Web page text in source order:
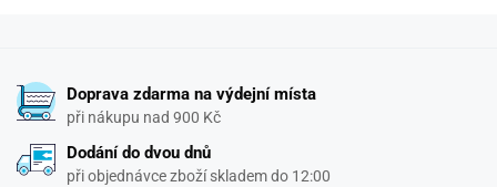
Doprava zdarma na výdejní místa
při nákupu nad 900 Kč
Dodání do dvou dnů
při objednávce zboží skladem do 12:00